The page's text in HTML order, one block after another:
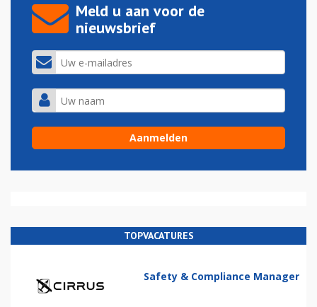
Meld u aan voor de
nieuwsbrief
TOPVACATURES
Safety & Compliance Manager